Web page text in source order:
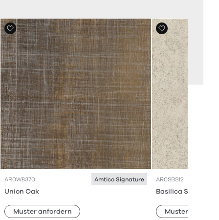
AR0W8370 Amtico Signature
Union Oak
Muster anfordern
AR0SBS12
Basilica Salt
Muster